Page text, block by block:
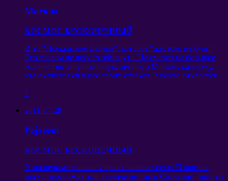
Москва
КОСМОС БЕСКОНЕЧНЫЙ
И то “Прекрасное Далеко”, которое “жестоко не будь”
Его совсем не просто обмануть. Не смотря на большое
количество запугивающих легенд о Москве, каждому,
кто окажется сильнее своих страхов, Москва откроется
0
2011-07-28
Pejxeem
КОСМОС БЕСКОНЕЧНЫЙ
В экспериментальных целях на некоторых Планетах
могут перерождаться различные типы Сознаний, многие